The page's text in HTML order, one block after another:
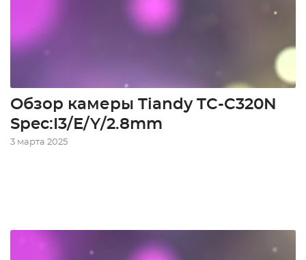
Обзор камеры Tiandy TC-C320N
Spec:I3/E/Y/2.8mm
3 марта 2025